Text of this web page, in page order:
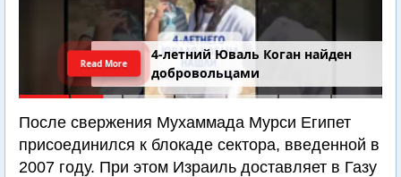
4-летний Юваль Коган найден
добровольцами
Read More
После свержения Мухаммада Мурси Египет
присоединился к блокаде сектора, введенной в
2007 году. При этом Израиль доставляет в Газу